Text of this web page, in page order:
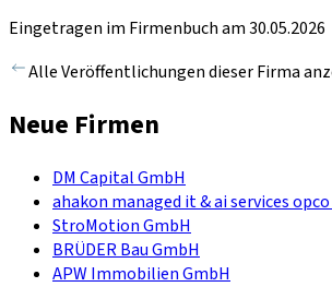
Eingetragen im Firmenbuch am 30.05.2026
Alle Veröffentlichungen dieser Firma
Neue Firmen
DM Capital GmbH
ahakon managed it & ai services
StroMotion GmbH
BRÜDER Bau GmbH
APW Immobilien GmbH